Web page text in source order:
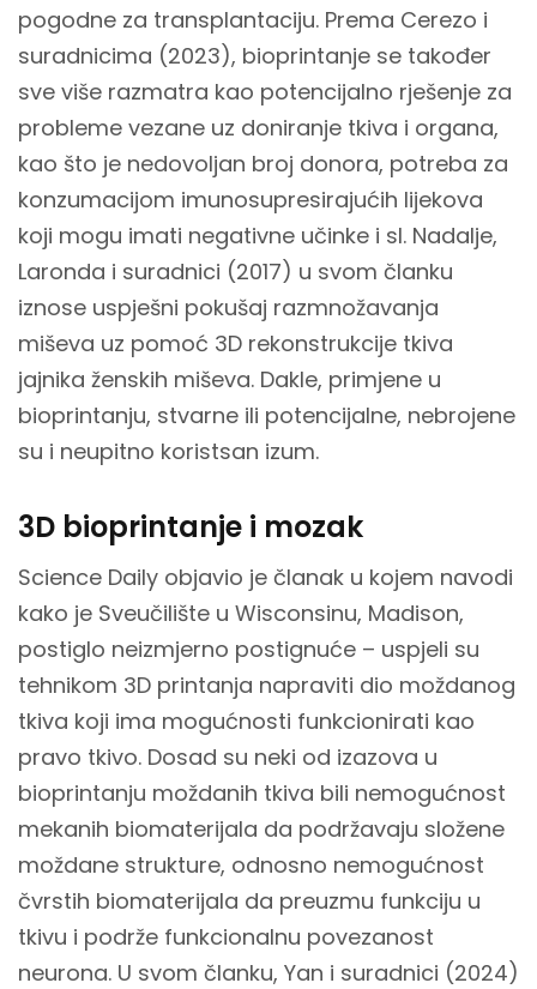
pogodne za transplantaciju. Prema Cerezo i
suradnicima (2023), bioprintanje se također
sve više razmatra kao potencijalno rješenje za
probleme vezane uz doniranje tkiva i organa,
kao što je nedovoljan broj donora, potreba za
konzumacijom imunosupresirajućih lijekova
koji mogu imati negativne učinke i sl. Nadalje,
Laronda i suradnici (2017) u svom članku
iznose uspješni pokušaj razmnožavanja
miševa uz pomoć 3D rekonstrukcije tkiva
jajnika ženskih miševa. Dakle, primjene u
bioprintanju, stvarne ili potencijalne, nebrojene
su i neupitno koristsan izum.
3D bioprintanje i mozak
Science Daily objavio je članak u kojem navodi
kako je Sveučilište u Wisconsinu, Madison,
postiglo neizmjerno postignuće – uspjeli su
tehnikom 3D printanja napraviti dio moždanog
tkiva koji ima mogućnosti funkcionirati kao
pravo tkivo. Dosad su neki od izazova u
bioprintanju moždanih tkiva bili nemogućnost
mekanih biomaterijala da podržavaju složene
moždane strukture, odnosno nemogućnost
čvrstih biomaterijala da preuzmu funkciju u
tkivu i podrže funkcionalnu povezanost
neurona. U svom članku, Yan i suradnici (2024)